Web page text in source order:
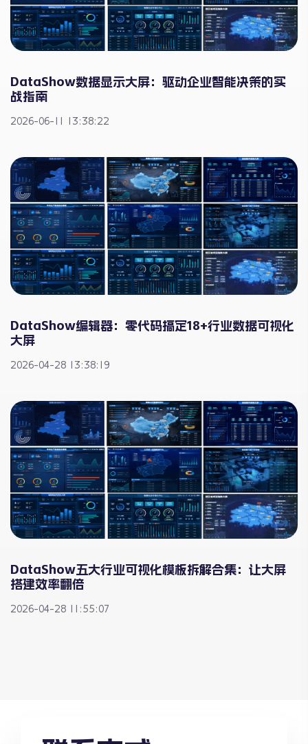
DataShow数据显示大屏：驱动企业智能决策的实
战指南
2026-06-11 13:38:22
DataShow编辑器：零代码搞定18+行业数据可视化
大屏
2026-04-28 13:38:19
DataShow五大行业可视化模板拆解合集：让大屏
搭建效率翻倍
2026-04-28 11:55:07